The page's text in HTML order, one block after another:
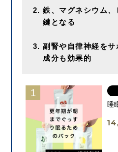
鉄、マグネシウム
鍵となる
副腎や自律神経を
成分も効果的
睡